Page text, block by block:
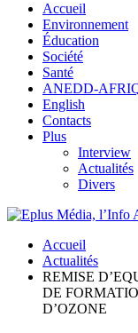
Accueil
Environnement
Éducation
Société
Santé
ANEDD-
English
Contacts
Plus
Interview
Actualités
Divers
Accueil
Actualités
REMISE
DE
D’OZONE